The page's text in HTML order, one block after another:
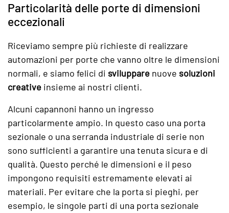
Particolarità delle porte di dimensioni
eccezionali
Riceviamo sempre più richieste di realizzare
automazioni per porte che vanno oltre le dimensioni
normali, e siamo felici di sviluppare nuove soluzioni
creative insieme ai nostri clienti.
Alcuni capannoni hanno un ingresso
particolarmente ampio. In questo caso una porta
sezionale o una serranda industriale di serie non
sono sufficienti a garantire una tenuta sicura e di
qualità. Questo perché le dimensioni e il peso
impongono requisiti estremamente elevati ai
materiali. Per evitare che la porta si pieghi, per
esempio, le singole parti di una porta sezionale